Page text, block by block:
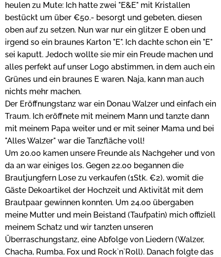
heulen zu Mute: Ich hatte zwei "E&E" mit Kristallen
bestückt um über €50.- besorgt und gebeten, diesen
oben auf zu setzen. Nun war nur ein glitzer E oben und
irgend so ein braunes Karton "E". Ich dachte schon ein "E"
sei kaputt. Jedoch wollte sie mir ein Freude machen und
alles perfekt auf unser Logo abstimmen, in dem auch ein
Grünes und ein braunes E waren. Naja, kann man auch
nichts mehr machen.
Der Eröffnungstanz war ein Donau Walzer und einfach ein
Traum. Ich eröffnete mit meinem Mann und tanzte dann
mit meinem Papa weiter und er mit seiner Mama und bei
"Alles Walzer" war die Tanzfläche voll!
Um 20.00 kamen unsere Freunde als Nachgeher und von
da an war einiges los. Gegen 22.00 begannen die
Brautjungfern Lose zu verkaufen (1Stk. €2), womit die
Gäste Dekoartikel der Hochzeit und Aktivität mit dem
Brautpaar gewinnen konnten. Um 24.00 übergaben
meine Mutter und mein Beistand (Taufpatin) mich offiziell
meinem Schatz und wir tanzten unseren
Überraschungstanz, eine Abfolge von Liedern (Walzer,
Chacha, Rumba, Fox und Rock`n`Roll). Danach folgte das